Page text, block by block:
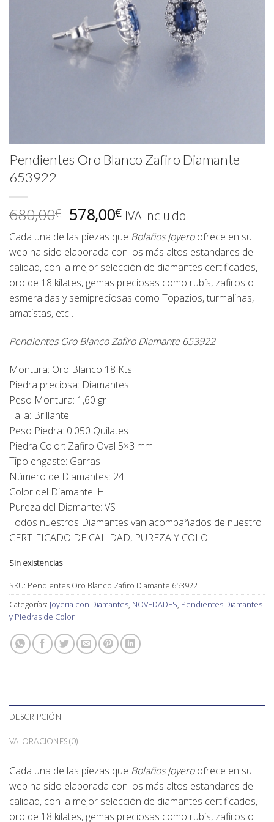
Pendientes Oro Blanco Zafiro Diamante
653922
680,00€ El
precio
original
era:
680,00€.
578,00€El
precio
actual
es:
578,00€.
IVA incluido
Cada una de las piezas que Bolaños Joyeroofrece en su
web ha sido elaborada con los más altos estandares de
calidad, con la mejor selección de diamantes certificados,
oro de 18 kilates, gemas preciosas como rubís, zafiros o
esmeraldas y semipreciosas como Topazios, turmalinas,
amatistas, etc…
Pendientes Oro Blanco Zafiro Diamante 653922
Montura: Oro Blanco 18 Kts.
Piedra preciosa: Diamantes
Peso Montura: 1,60 gr
Talla: Brillante
Peso Piedra: 0.050 Quilates
Piedra Color: Zafiro Oval 5×3 mm
Tipo engaste: Garras
Número de Diamantes: 24
Color del Diamante: H
Pureza del Diamante: VS
Todos nuestros Diamantes van acompañados de nuestro
CERTIFICADO DE CALIDAD, PUREZA Y COLO
Sin existencias
SKU: Pendientes Oro Blanco Zafiro Diamante 653922
Categorías: Joyeria con Diamantes, NOVEDADES, Pendientes Diamantes
y Piedras de Color
DESCRIPCIÓN
VALORACIONES (0)
Cada una de las piezas que Bolaños Joyeroofrece en su
web ha sido elaborada con los más altos estandares de
calidad, con la mejor selección de diamantes certificados,
oro de 18 kilates, gemas preciosas como rubís, zafiros o